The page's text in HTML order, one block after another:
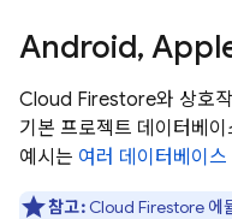
Android,
Cloud Firestore와 상호
기본 프로젝트 데이터베
예시는 여러 데이터베이스
참고: Cloud Firestore에